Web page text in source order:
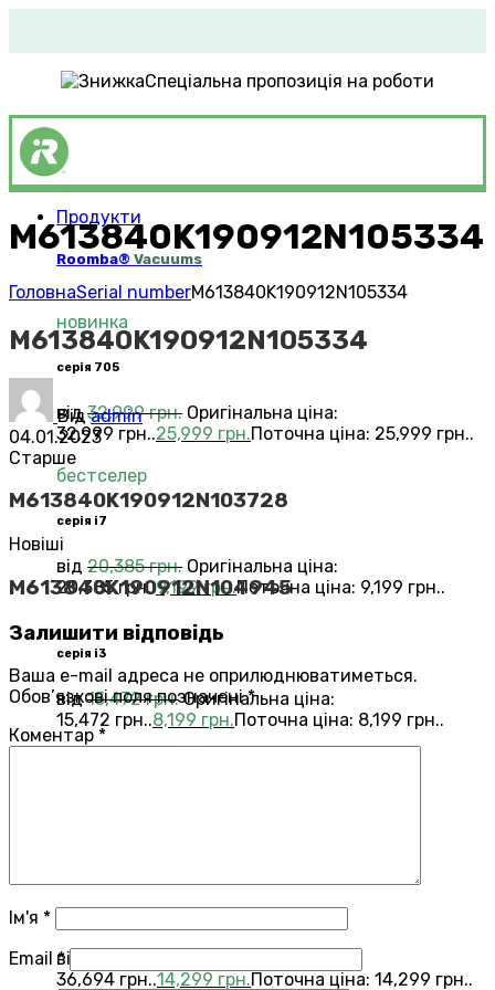
Спеціальна пропозиція на роботи
Продукти
Roomba® Vacuums
новинка
серія 705
від32,999грн. Оригінальна ціна:
32,999 грн..25,999 грн.Поточна ціна: 25,999 грн..
бестселер
серія i7
від 20,385грн. Оригінальна ціна:
20,385 грн..9,199грн.Поточна ціна: 9,199 грн..
серія i3
від15,472грн. Оригінальна ціна:
15,472 грн..8,199 грн.Поточна ціна: 8,199 грн..
від
36,694 грн..14,299 грн.Поточна ціна: 14,299 грн..
M613840K190912N105334
ГоловнаSerial numberM613840K190912N105334
M613840K190912N105334
Відadmin
04.01.2023
Старше
M613840K190912N103728
Новіші
M613840K190912N104945
Залишити відповідь
Ваша e-mail адреса не оприлюднюватиметься.
Обов’язкові поля позначені*
Коментар *
Ім'я *
Email *